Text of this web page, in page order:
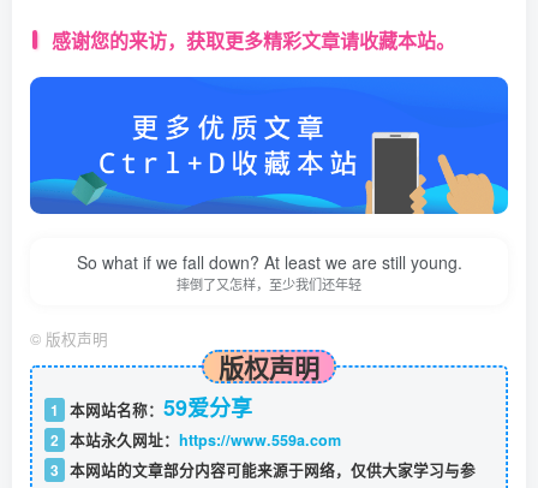
感谢您的来访，获取更多精彩文章请收藏本站。
So what if we fall down? At least we are still young.
摔倒了又怎样，至少我们还年轻
© 版权声明
版权声明
1 本网站名称： 59爱分享
2 本站永久网址： https://www.559a.com
3 本网站的文章部分内容可能来源于网络，仅供大家学习与参